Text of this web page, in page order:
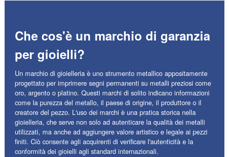
Che cos'è un marchio di garanzia
per gioielli?
Un marchio di gioielleria è uno strumento metallico appositamente
progettato per imprimere segni permanenti su metalli preziosi come
oro, argento o platino. Questi marchi di solito indicano informazioni
come la purezza del metallo, il paese di origine, il produttore o il
creatore del pezzo. L'uso dei marchi è una pratica storica nella
gioielleria, che serve non solo ad autenticare la qualità dei metalli
utilizzati, ma anche ad aggiungere valore artistico e legale ai pezzi
finiti. Ciò consente agli acquirenti di verificare l'autenticità e la
conformità dei gioielli agli standard internazionali.